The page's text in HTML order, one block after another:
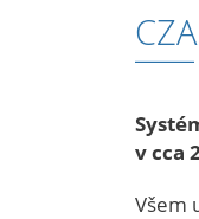
v cca
Všem